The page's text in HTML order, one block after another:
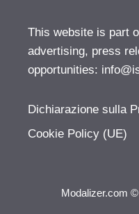
This website is part
advertising, press
opportunities:
Dichiarazione sulla
Cookie Policy (UE)
Modalizer.com